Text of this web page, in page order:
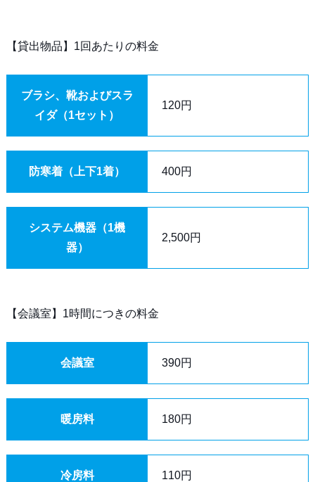
【貸出物品】1回あたりの料金
ブラシ、靴およびスラ
イダ（1セット）
120円
防寒着（上下1着） 400円
システム機器（1機
器）
2,500円
【会議室】1時間につきの料金
会議室 390円
暖房料 180円
冷房料 110円